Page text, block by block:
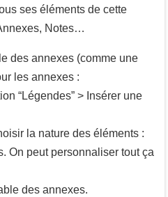
ses éléments de cette
Notes…
des annexes (comme une
les annexes :
“Légendes” > Insérer une
la nature des éléments :
On peut personnaliser tout ça
des annexes.